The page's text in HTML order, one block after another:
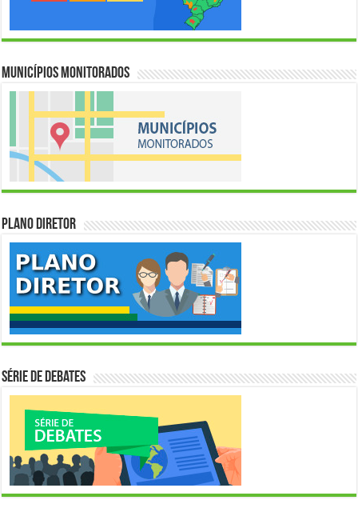
Municípios Monitorados
Plano Diretor
Série de Debates